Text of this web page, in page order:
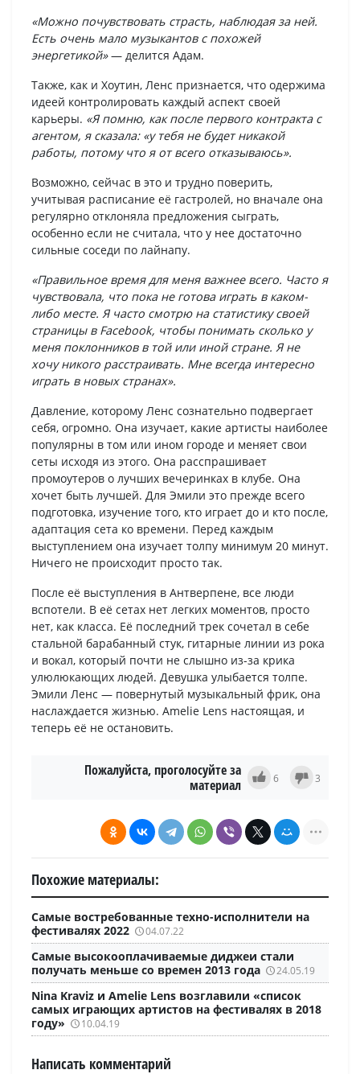
«Можно почувствовать страсть, наблюдая за ней.
Есть очень мало музыкантов с похожей
энергетикой»— делится Адам.
Также, как и Хоутин, Ленс признается, что одержима
идеей контролировать каждый аспект своей
карьеры. «Я помню, как после первого контракта с
агентом, я сказала: «у тебя не будет никакой
работы, потому что я от всего отказываюсь».
Возможно, сейчас в это и трудно поверить,
учитывая расписание её гастролей, но вначале она
регулярно отклоняла предложения сыграть,
особенно если не считала, что у нее достаточно
сильные соседи по лайнапу.
«Правильное время для меня важнее всего. Часто я
чувствовала, что пока не готова играть в каком-
либо месте. Я часто смотрю на статистику своей
страницы в Facebook, чтобы понимать сколько у
меня поклонников в той или иной стране. Я не
хочу никого расстраивать. Мне всегда интересно
играть в новых странах».
Давление, которому Ленс сознательно подвергает
себя, огромно. Она изучает, какие артисты наиболее
популярны в том или ином городе и меняет свои
сеты исходя из этого. Она расспрашивает
промоутеров о лучших вечеринках в клубе. Она
хочет быть лучшей. Для Эмили это прежде всего
подготовка, изучение того, кто играет до и кто после,
адаптация сета ко времени. Перед каждым
выступлением она изучает толпу минимум 20 минут.
Ничего не происходит просто так.
После её выступления в Антверпене, все люди
вспотели. В её сетах нет легких моментов, просто
нет, как класса. Её последний трек сочетал в себе
стальной барабанный стук, гитарные линии из рока
и вокал, который почти не слышно из-за крика
улюлюкающих людей. Девушка улыбается толпе.
Эмили Ленс — повернутый музыкальный фрик, она
наслаждается жизнью. Amelie Lens настоящая, и
теперь её не остановить.
Пожалуйста, проголосуйте за
материал
6 3
Похожие материалы:
Самые востребованные техно-исполнители на
фестивалях 2022
04.07.22
Самые высокооплачиваемые диджеи стали
получать меньше со времен 2013 года
24.05.19
Nina Kraviz и Amelie Lens возглавили «список
самых играющих артистов на фестивалях в 2018
году»
10.04.19
Написать комментарий